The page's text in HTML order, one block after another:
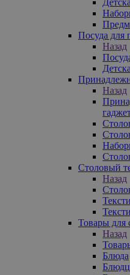
Посуда для
Назад
Назад
Столовый
Назад
Товары для
Назад
Блюда